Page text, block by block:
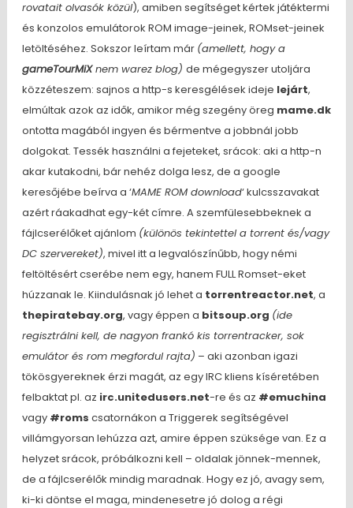
rovatait olvasók közül), amiben segítséget kértek játéktermi
és konzolos emulátorok ROM image-jeinek, ROMset-jeinek
letöltéséhez. Sokszor leírtam már (amellett, hogy a
gameTourMiXnem warez blog) de mégegyszer utoljára
közzéteszem: sajnos a http-s keresgélések ideje lejárt,
elmúltak azok az idők, amikor még szegény öreg mame.dk
ontotta magából ingyen és bérmentve a jobbnál jobb
dolgokat. Tessék használni a fejeteket, srácok: aki a http-n
akar kutakodni, bár nehéz dolga lesz, de a google
keresőjébe beírva a ‘MAME ROM download‘ kulcsszavakat
azért ráakadhat egy-két címre. A szemfülesebbeknek a
fájlcserélőket ajánlom (különös tekintettel a torrent és/vagy
DC szervereket), mivel itt a legvalószínűbb, hogy némi
feltöltésért cserébe nem egy, hanem FULL Romset-eket
húzzanak le. Kiindulásnak jó lehet a torrentreactor.net, a
thepiratebay.org, vagy éppen a bitsoup.org (ide
regisztrálni kell, de nagyon frankó kis torrentracker, sok
emulátor és rom megfordul rajta) – aki azonban igazi
tökösgyereknek érzi magát, az egy IRC kliens kíséretében
felbaktat pl. az irc.unitedusers.net-re és az #emuchina
vagy #roms csatornákon a Triggerek segítségével
villámgyorsan lehúzza azt, amire éppen szüksége van. Ez a
helyzet srácok, próbálkozni kell – oldalak jönnek-mennek,
de a fájlcserélők mindig maradnak. Hogy ez jó, avagy sem,
ki-ki döntse el maga, mindenesetre jó dolog a régi